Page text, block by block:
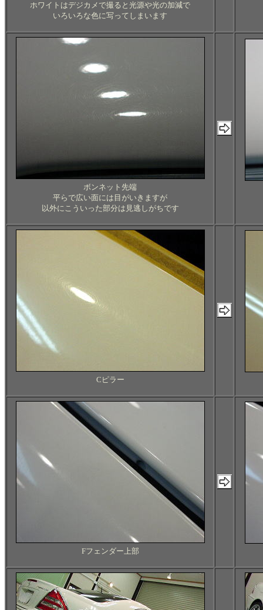
ホワイトはデジカメで撮ると光源や光の加減で
いろいろな色に写ってしまいます
ボンネット先端
平らで広い面には目がいきますが
以外にこういった部分は見逃しがちです
Cピラー
Fフェンダー上部